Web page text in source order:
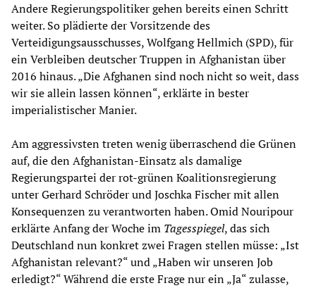
Andere Regierungspolitiker gehen bereits einen Schritt
weiter. So plädierte der Vorsitzende des
Verteidigungsausschusses, Wolfgang Hellmich (SPD), für
ein Verbleiben deutscher Truppen in Afghanistan über
2016 hinaus. „Die Afghanen sind noch nicht so weit, dass
wir sie allein lassen können“, erklärte in bester
imperialistischer Manier.
Am aggressivsten treten wenig überraschend die Grünen
auf, die den Afghanistan-Einsatz als damalige
Regierungspartei der rot-grünen Koalitionsregierung
unter Gerhard Schröder und Joschka Fischer mit allen
Konsequenzen zu verantworten haben. Omid Nouripour
erklärte Anfang der Woche im Tagesspiegel, das sich
Deutschland nun konkret zwei Fragen stellen müsse: „Ist
Afghanistan relevant?“ und „Haben wir unseren Job
erledigt?“ Während die erste Frage nur ein „Ja“ zulasse,